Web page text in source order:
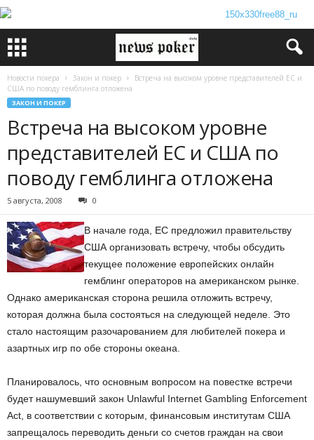
Новости покера Закон и покер
Встреча на высоком уровне представителей ЕС и
США по поводу гемблинга отложена
ЗАКОН И ПОКЕР
Встреча на высоком уровне
представителей ЕС и США по
поводу гемблинга отложена
5 августа, 2008 0
В начале года, ЕС предложил правительству
США организовать встречу, чтобы обсудить
текущее положение европейских онлайн
гемблинг операторов на американском рынке.
Однако американская сторона решила отложить встречу,
которая должна была состояться на следующей неделе. Это
стало настоящим разочарованием для любителей покера и
азартных игр по обе стороны океана.
Планировалось, что основным вопросом на повестке встречи
будет нашумевший закон Unlawful Internet Gambling Enforcement
Act, в соответствии с которым, финансовым институтам США
запрещалось переводить деньги со счетов граждан на свои